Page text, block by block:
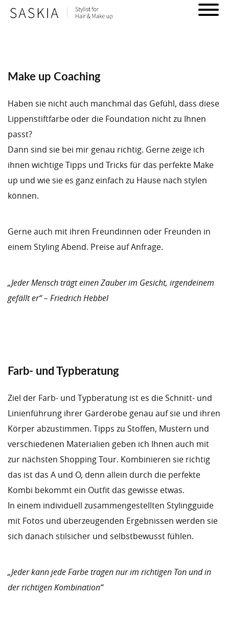
Make up Coaching
Haben sie nicht auch manchmal das Gefühl, dass diese
Lippenstiftfarbe oder die Foundation nicht zu Ihnen
passt?
Dann sind sie bei mir genau richtig. Gerne zeige ich
ihnen wichtige Tipps und Tricks für das perfekte Make
up und wie sie es ganz einfach zu Hause nach stylen
können.
Gerne auch mit ihren Freundinnen oder Freunden in
einem Styling Abend. Preise auf Anfrage.
„Jeder Mensch trägt einen Zauber im Gesicht, irgendeinem
gefällt er“ – Friedrich Hebbel
Farb- und Typberatung
Ziel der Farb- und Typberatung ist es die Schnitt- und
Linienführung ihrer Garderobe genau auf sie und ihren
Körper abzustimmen. Tipps zu Stoffen, Mustern und
verschiedenen Materialien geben ich Ihnen auch mit
zur nächsten Shopping Tour. Kombinieren sie richtig
das ist das A und O, denn allein durch die perfekte
Kombi bekommt ein Outfit das gewisse etwas.
In einem individuell zusammengestellten Stylingguide
mit Fotos und überzeugenden Ergebnissen werden sie
sich danach stilsicher und selbstbewusst fühlen.
„Jeder kann jede Farbe tragen nur im richtigen Ton und in
der richtigen Kombination“